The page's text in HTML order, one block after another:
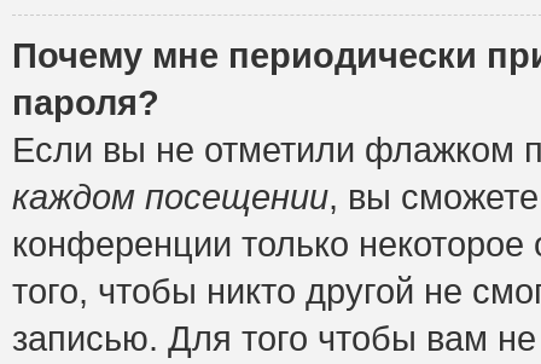
Почему мне периодически
пароля?
Если вы не отметили флажком
каждом посещении, вы
конференции только
того, чтобы никто другой не
записью. Для того чтобы вам